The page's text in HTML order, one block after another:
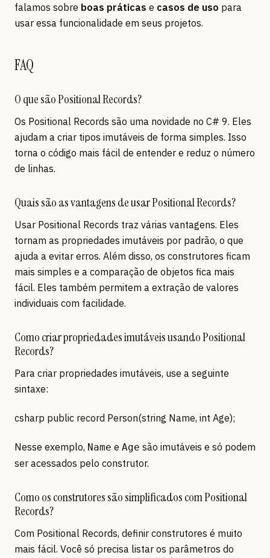
falamos sobre boas práticas e casos de uso para
usar essa funcionalidade em seus projetos.
FAQ
O que são Positional Records?
Os Positional Records são uma novidade no C# 9. Eles
ajudam a criar tipos imutáveis de forma simples. Isso
torna o código mais fácil de entender e reduz o número
de linhas.
Quais são as vantagens de usar Positional Records?
Usar Positional Records traz várias vantagens. Eles
tornam as propriedades imutáveis por padrão, o que
ajuda a evitar erros. Além disso, os construtores ficam
mais simples e a comparação de objetos fica mais
fácil. Eles também permitem a extração de valores
individuais com facilidade.
Como criar propriedades imutáveis usando Positional
Records?
Para criar propriedades imutáveis, use a seguinte
sintaxe:
csharp public record Person(string Name, int Age);
Nesse exemplo, Name e Age são imutáveis e só podem
ser acessados pelo construtor.
Como os construtores são simplificados com Positional
Records?
Com Positional Records, definir construtores é muito
mais fácil. Você só precisa listar os parâmetros do